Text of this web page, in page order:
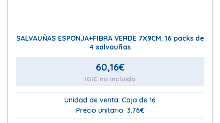
SALVAUÑAS ESPONJA+FIBRA VERDE 7X9CM. 16 packs de
4 salvauñas
60,16€
IGIC no incluido
Unidad de venta: Caja de 16
Precio unitario: 3.76€